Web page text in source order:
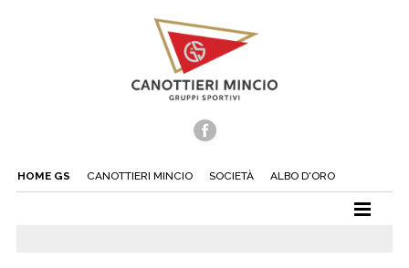
HOME GS CANOTTIERI MINCIO SOCIETÀ ALBO D'ORO